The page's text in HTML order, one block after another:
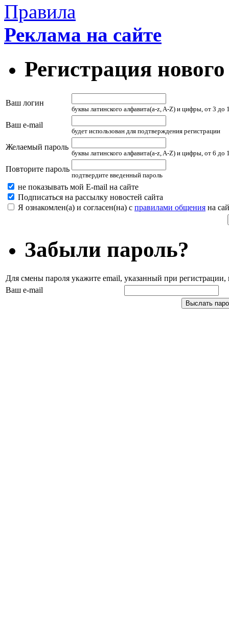
Правила
Реклама на сайте
Регистрация
Ваш логин
буквы латинского алфавита(a-z, A-Z) и цифры, от 3 до
Ваш e-mail
будет использован для подтверждения регистрации
Желаемый пароль
буквы латинского алфавита(a-z, A-Z) и цифры, от 6 до
Повторите пароль
подтвердите введенный пароль
не показывать мой E-mail на сайте
Подписаться на рассылку новостей сайта
Я ознакомлен(а) и согласен(на) с правилами общения на
Забыли пароль?
Для смены пароля укажите email, указанный при
Ваш e-mail